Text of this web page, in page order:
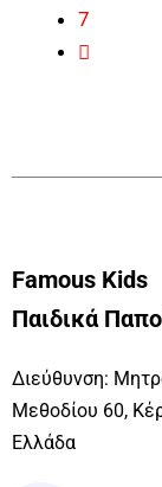
7
Famous Kids
Παιδικά
Διεύθυνση:
Μεθοδίου 60,
Ελλάδα